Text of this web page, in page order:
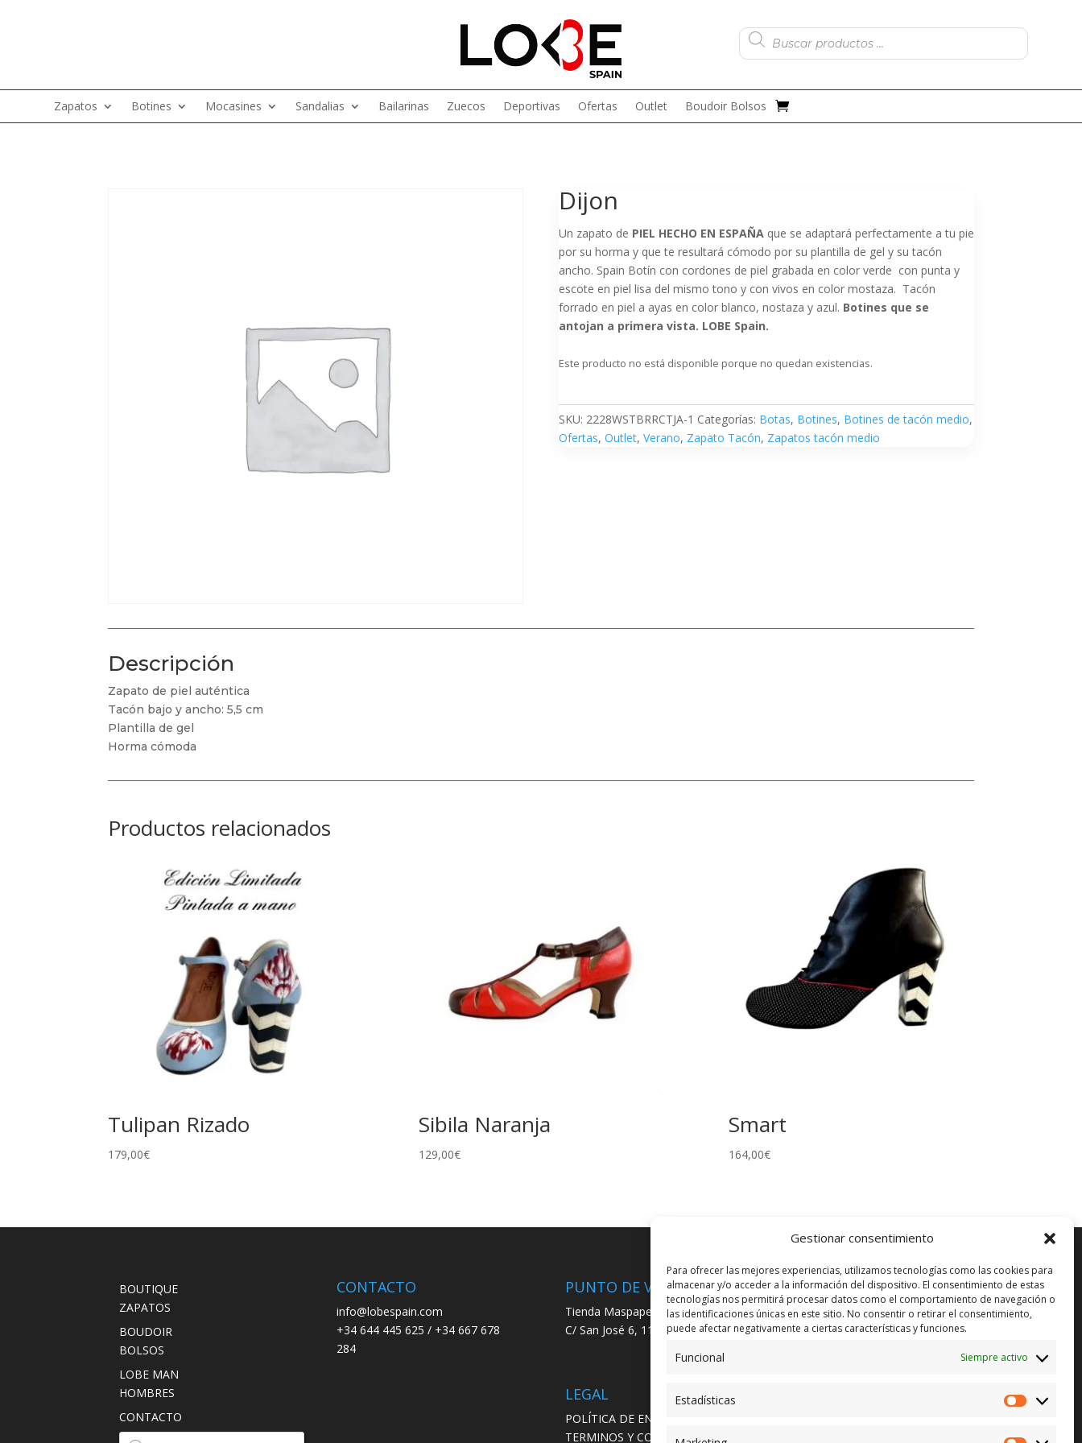
Gestionar consentimiento
Para ofrecer las mejores experiencias, utilizamos tecnologías como las cookies para
almacenar y/o acceder a la información del dispositivo. El consentimiento de estas
tecnologías nos permitirá procesar datos como el comportamiento de navegación o
las identificaciones únicas en este sitio. No consentir o retirar el consentimiento,
puede afectar negativamente a ciertas características y funciones.
Funcional Siempre activo
Estadísticas
Búsqueda
de
productos
Zapatos Botines Mocasines Sandalias Bailarinas Zuecos Deportivas Ofertas Outlet Boudoir Bolsos
Dijon
Un zapato de PIEL HECHO EN ESPAÑA que se adaptará perfectamente a tu pie
por su horma y que te resultará cómodo por su plantilla de gel y su tacón
ancho. Spain Botín con cordones de piel grabada en color verde con punta y
escote en piel lisa del mismo tono y con vivos en color mostaza. Tacón
forrado en piel a ayas en color blanco, nostaza y azul. Botines que se
antojan a primera vista. LOBE Spain.
Este producto no está disponible porque no quedan existencias.
SKU: 2228WSTBRRCTJA-1 Categorías: Botas, Botines, Botines de tacón medio,
Ofertas, Outlet, Verano, Zapato Tacón, Zapatos tacón medio
Descripción
Zapato de piel auténtica
Tacón bajo y ancho: 5,5 cm
Plantilla de gel
Horma cómoda
Productos relacionados
Tulipan Rizado
179,00€
Sibila Naranja
129,00€
Smart
164,00€
BOUTIQUE
ZAPATOS
BOUDOIR
BOLSOS
LOBE MAN
HOMBRES
CONTACTO
Búsqueda
CONTACTO
info@lobespain.com
+34 644 445 625 / +34 667 678
284
PUNTO DE VENTA
Tienda Maspapeles (Lobe Spain)
C/ San José 6, 11004 Cádiz
LEGAL
POLÍTICA DE ENVÍO
TERMINOS Y CONDICIONES
ENVÍO GRATUITO*